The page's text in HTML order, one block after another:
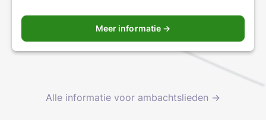
Meer informatie →
Alle informatie voor ambachtslieden →